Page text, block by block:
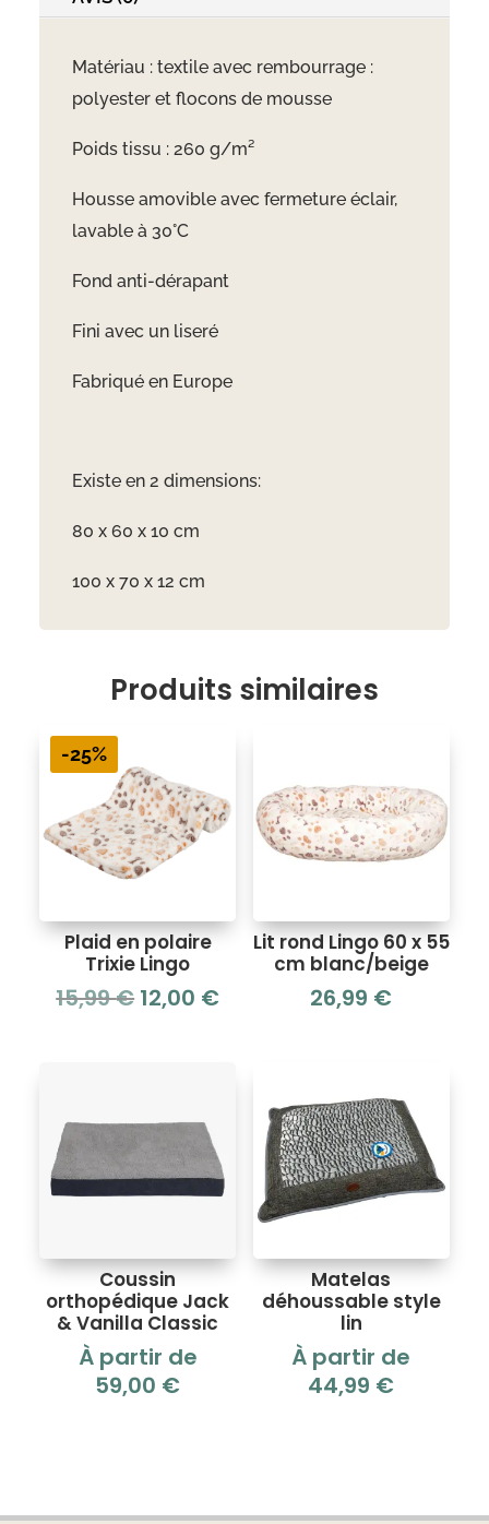
Matériau : textile avec rembourrage :
polyester et flocons de mousse
Poids tissu : 260 g/m²
Housse amovible avec fermeture éclair,
lavable à 30°C
Fond anti-dérapant
Fini avec un liseré
Fabriqué en Europe
Existe en 2 dimensions:
80 x 60 x 10 cm
100 x 70 x 12 cm
Produits similaires
-25%
Plaid en polaire
Trixie Lingo
15,99€ Le
12,00 €Le
12,00 €.
Lit rond Lingo 60 x 55
cm blanc/beige
26,99 €
Coussin
orthopédique Jack
& Vanilla Classic
À partir de
59,00 €
Matelas
déhoussable style
lin
À partir de
44,99 €